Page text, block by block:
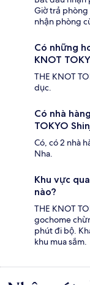
Giờ trả phòng
nhận phòng
Có những
KNOT
THE KNOT
dục.
Có nhà
TOKYO
Có, có 2 nhà
Nha.
Khu vực
nào?
THE KNOT
gochome
phút đi bộ.
khu mua sắm.